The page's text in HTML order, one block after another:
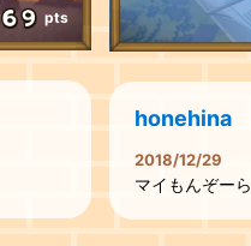
pts
honehina
2018/12/29
マイもんぞーら